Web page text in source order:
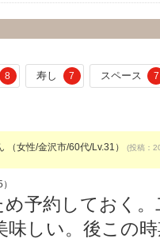
8 寿し 7 スペース 7
（女性/金沢市/60代/Lv.31） (投稿：
予約しておく
味しい。後この